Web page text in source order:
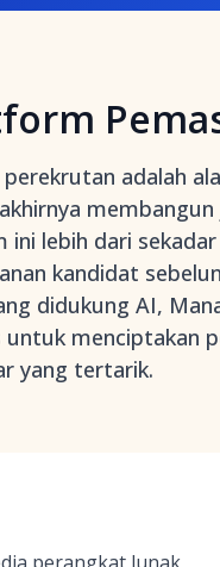
adalah
ini lebih dari sekadar
kandidat
didukung AI,
menciptakan
yang tertarik.